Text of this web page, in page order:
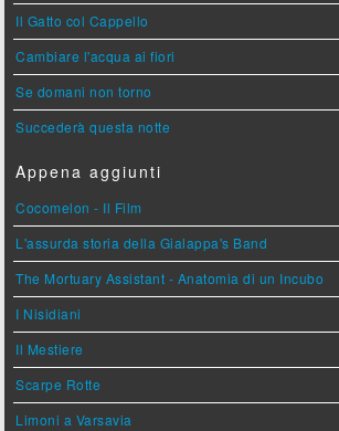
Il Gatto col Cappello
Cambiare l'acqua ai fiori
Se domani non torno
Succederà questa notte
Appena aggiunti
Cocomelon - Il Film
L'assurda storia della Gialappa's Band
The Mortuary Assistant - Anatomia di un Incubo
I Nisidiani
Il Mestiere
Scarpe Rotte
Limoni a Varsavia